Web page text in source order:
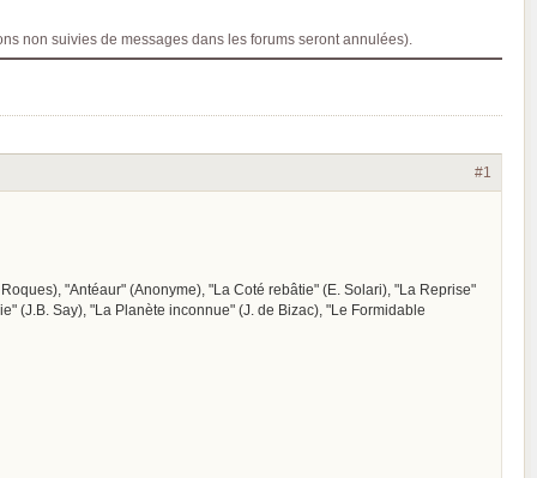
non suivies de messages dans les forums seront annulées).
#1
"Antéaur" (Anonyme), "La Coté rebâtie" (E. Solari), "La Reprise"
(J.B. Say), "La Planète inconnue" (J. de Bizac), "Le Formidable